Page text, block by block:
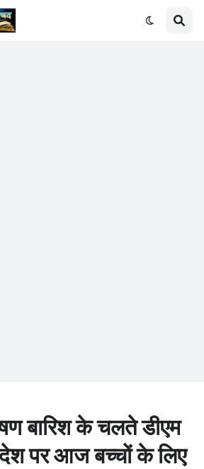
बारिश के चलते डीएम
पर आज बच्चों के लिए